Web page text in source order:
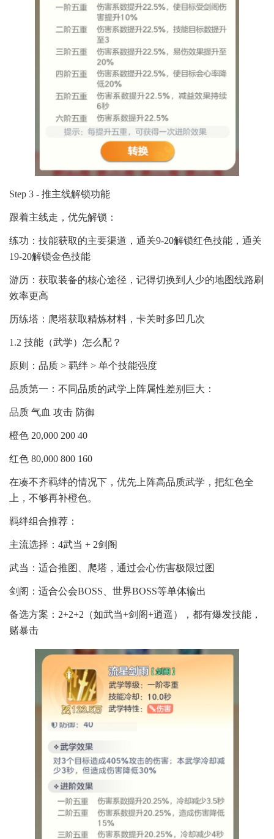
Step 3 - 推主线解锁功能
跟着主线走，优先解锁：
练功：技能获取的主要渠道，通关9-20解锁红色技能，通关
19-20解锁金色技能
游历：获取装备的核心途径，记得切换到人少的地图线路刷
效率更高
历练塔：爬塔获取精炼材料，卡关时多凹几次
1.2 技能（武学）怎么配？
原则：品质 > 羁绊 > 单个技能强度
品质第一：不同品质的武学上阵属性差别巨大：
品质 气血 攻击 防御
橙色 20,000 200 40
红色 80,000 800 160
在凑不齐羁绊的情况下，优先上阵高品质武学，把红色全
上，不够再补橙色。
羁绊组合推荐：
主流选择：4武当 + 2剑阁
武当：适合推图、爬塔，通过会心伤害极限过图
剑阁：适合公会BOSS、世界BOSS等单体输出
备选方案：2+2+2（如武当+剑阁+逍遥），都有爆发技能，
赌暴击